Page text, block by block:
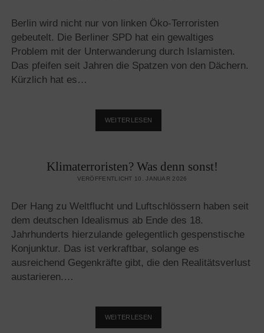
RETTEN
Berlin wird nicht nur von linken Öko-Terroristen
gebeutelt. Die Berliner SPD hat ein gewaltiges
Problem mit der Unterwanderung durch Islamisten.
Das pfeifen seit Jahren die Spatzen von den Dächern.
Kürzlich hat es…
WEITERLESEN
IN
SPD
Klimaterroristen? Was denn sonst!
VERÖFFENTLICHT 10. JANUAR 2026
Der Hang zu Weltflucht und Luftschlössern haben seit
dem deutschen Idealismus ab Ende des 18.
Jahrhunderts hierzulande gelegentlich gespenstische
Konjunktur. Das ist verkraftbar, solange es
ausreichend Gegenkräfte gibt, die den Realitätsverlust
austarieren.…
WEITERLESEN
WAS